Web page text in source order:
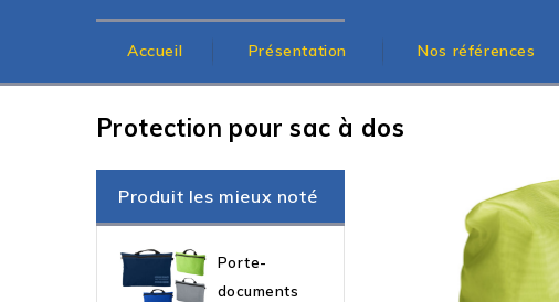
Accueil Présentation Nos références
Protection pour sac à dos
Produit les mieux noté
Porte-
documents